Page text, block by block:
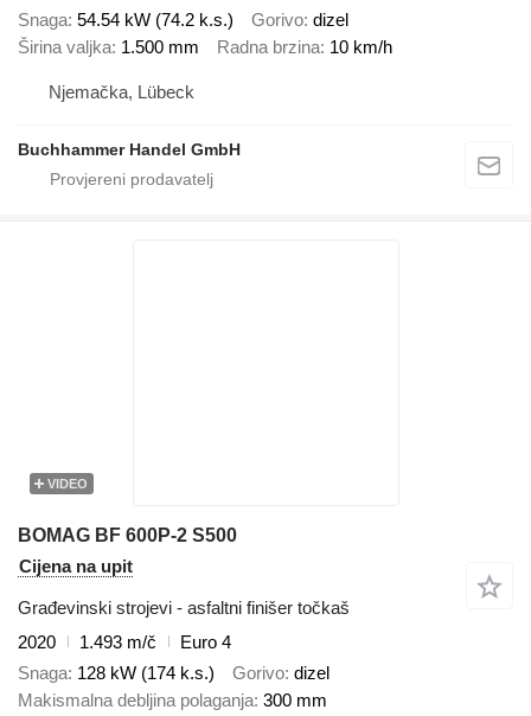
Snaga 54.54 kW (74.2 k.s.) Gorivo dizel
Širina valjka 1.500 mm Radna brzina 10 km/h
Njemačka, Lübeck
Buchhammer Handel GmbH
VIDEO
BOMAG BF 600P-2 S500
Cijena na upit
Građevinski strojevi - asfaltni finišer točkaš
2020
1.493 m/č
Euro 4
Snaga 128 kW (174 k.s.) Gorivo dizel
Makismalna debljina polaganja 300 mm